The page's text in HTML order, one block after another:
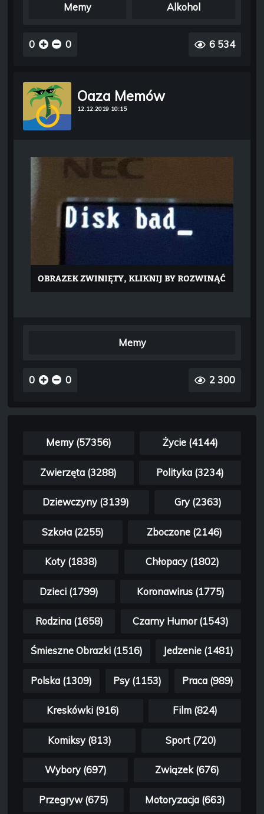
Memy Alkohol
0 0 6 534
Oaza Memów
12.12.2019 10:15
Memy
0 0 2 300
Memy (57356) Życie (4144)
Zwierzęta (3288) Polityka (3234)
Dziewczyny (3139) Gry (2363)
Szkoła (2255) Zboczone (2146)
Koty (1838) Chłopacy (1802)
Dzieci (1799) Koronawirus (1775)
Rodzina (1658) Czarny Humor (1543)
Śmieszne Obrazki (1516) Jedzenie (1481)
Polska (1309) Psy (1153) Praca (989)
Kreskówki (916) Film (824)
Komiksy (813) Sport (720)
Wybory (697) Związek (676)
Przegryw (675) Motoryzacja (663)